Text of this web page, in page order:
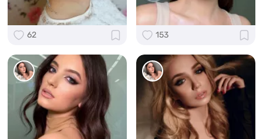
62 153